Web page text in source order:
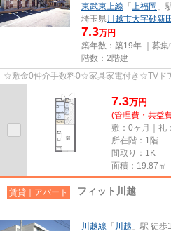
東武東上線 「 上福岡 」
埼玉県川越市大字砂新
7.3万円
築年数：築19年 ｜募集
階数：2階建
☆敷金0仲介手数料0☆家具家電付き☆TV
7.3万円
(管理費・共益
敷：0ヶ月｜礼
所在階：1階
間取り：1K
面積：19.87㎡
賃貸｜アパート フィット川越
川越線 「 川越 」駅 徒歩